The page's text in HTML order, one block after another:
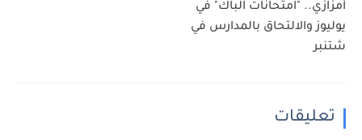
أمزازي.. "امتحانات الباك" في
يوليوز والالتحاق بالمدارس في
شتنبر
تعليقات